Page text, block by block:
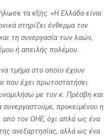
τα εξής: «Η Ελλάδα είναι
στηρίζει ένθερμα τον
τη συνεργασία των λαών,
ή απειλής πολέμου.
τμήμα στο οποίο έχουν
που έχει πρωτοστατήσει
με τον κ. Πρέσβη και
προκειμένου η
από τον ΟΗΕ, όχι απλά ως ένα
ανεξαρτησίας, αλλά ως ένα